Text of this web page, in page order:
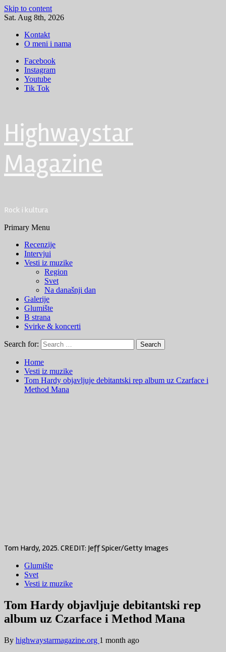
Skip to content
Sat. Aug 8th, 2026
Kontakt
O meni i nama
Facebook
Instagram
Youtube
Tik Tok
Highwaystar
Magazine
Rock i kultura
Primary Menu
Recenzije
Intervjui
Vesti iz muzike
Region
Svet
Na današnji dan
Galerije
Glumište
B strana
Svirke & koncerti
Search for:
Home
Vesti iz muzike
Tom Hardy objavljuje debitantski rep album uz Czarface i
Method Mana
Tom Hardy, 2025. CREDIT: Jeff Spicer/Getty Images
Glumište
Svet
Vesti iz muzike
Tom Hardy objavljuje debitantski rep
album uz Czarface i Method Mana
By highwaystarmagazine.org 1 month ago